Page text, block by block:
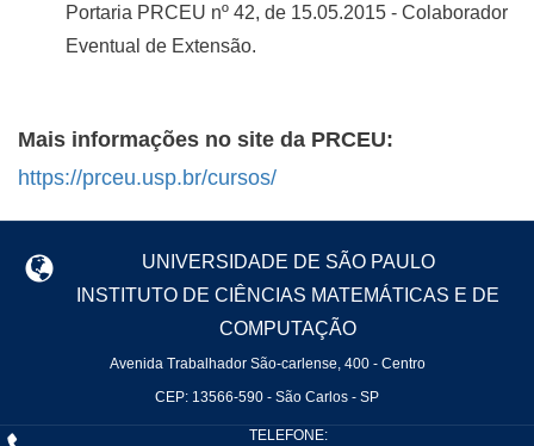
Portaria PRCEU nº 42, de 15.05.2015 - Colaborador
Eventual de Extensão.
Mais informações no site da PRCEU:
https://prceu.usp.br/cursos/
UNIVERSIDADE DE SÃO PAULO
INSTITUTO DE CIÊNCIAS MATEMÁTICAS E DE
COMPUTAÇÃO
Avenida Trabalhador São-carlense, 400 - Centro
CEP: 13566-590 - São Carlos - SP
TELEFONE: